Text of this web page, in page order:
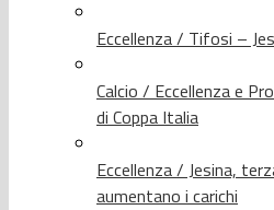
Eccellenza / Tifosi –
Calcio / Eccellenza e
di Coppa Italia
Eccellenza / Jesina,
aumentano i carichi